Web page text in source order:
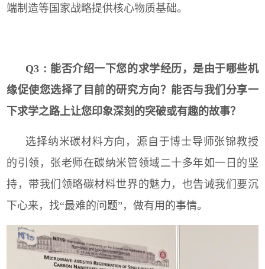
端制造等国家战略提供核心物质基础。
Q3： 能否介绍一下您的求学经历，是由于哪些机
缘促使您选择了目前的研究方向？能否与我们分享一
下求学之路上让您印象深刻的突破或有趣的故事？
选择纳米碳材料方向，源自于博士导师张锦教授
的引领，张老师在碳纳米管领域二十多年如一日的坚
持，带我们领略碳材料世界的魅力，也告诫我们要沉
下心来，找“最难的问题”，做有用的事情。